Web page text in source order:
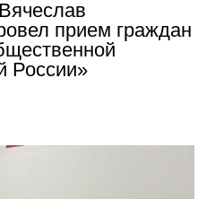
прием граждан
России»